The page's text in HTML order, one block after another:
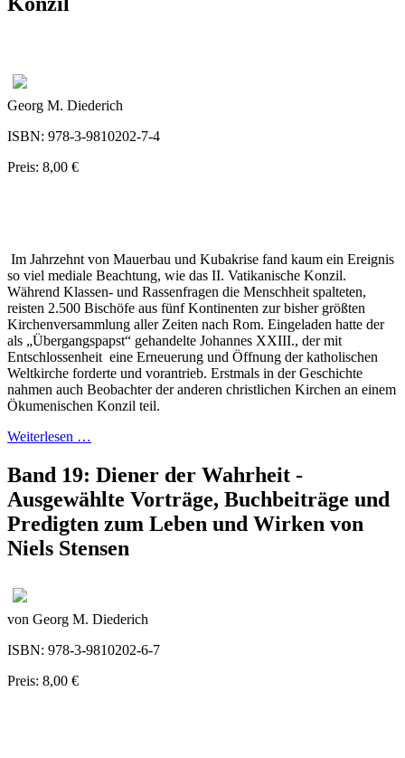
Georg M. Diederich
ISBN: 978-3-9810202-7-4
Preis: 8,00 €
Im Jahrzehnt von Mauerbau und Kubakrise fand kaum ein Ereignis
so viel mediale Beachtung, wie das II. Vatikanische Konzil.
Während Klassen- und Rassenfragen die Menschheit spalteten,
reisten 2.500 Bischöfe aus fünf Kontinenten zur bisher größten
Kirchenversammlung aller Zeiten nach Rom. Eingeladen hatte der
als „Übergangspapst“ gehandelte Johannes XXIII., der mit
Entschlossenheit eine Erneuerung und Öffnung der katholischen
Weltkirche forderte und vorantrieb. Erstmals in der Geschichte
nahmen auch Beobachter der anderen christlichen Kirchen an einem
Ökumenischen Konzil teil.
Weiterlesen …
Band 19: Diener der Wahrheit -
Ausgewählte Vorträge, Buchbeiträge und
Predigten zum Leben und Wirken von
Niels Stensen
von Georg M. Diederich
ISBN: 978-3-9810202-6-7
Preis: 8,00 €